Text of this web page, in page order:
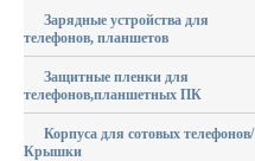
Зарядные устройства для
телефонов, планшетов
Защитные пленки для
телефонов,планшетных ПК
Корпуса для сотовых телефонов/
Крышки